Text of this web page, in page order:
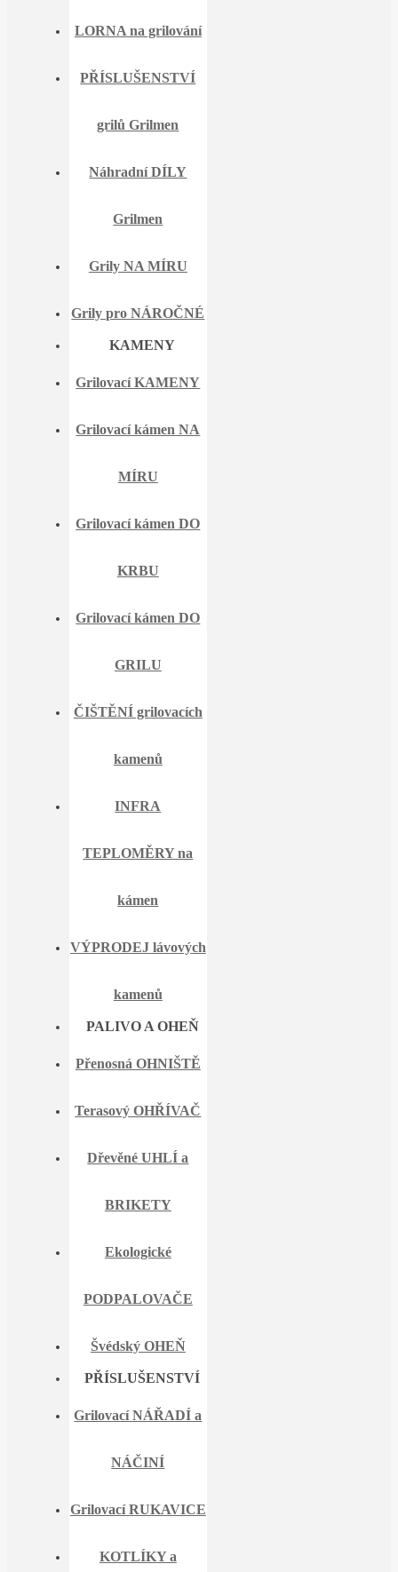
LORNA na grilování
PŘÍSLUŠENSTVÍ
grilů Grilmen
Náhradní DÍLY
Grilmen
Grily NA MÍRU
Grily pro NÁROČNÉ
KAMENY
Grilovací KAMENY
Grilovací kámen NA
MÍRU
Grilovací kámen DO
KRBU
Grilovací kámen DO
GRILU
ČIŠTĚNÍ grilovacích
kamenů
INFRA
TEPLOMĚRY na
kámen
VÝPRODEJ lávových
kamenů
PALIVO A OHEŇ
Přenosná OHNIŠTĚ
Terasový OHŘÍVAČ
Dřevěné UHLÍ a
BRIKETY
Ekologické
PODPALOVAČE
Švédský OHEŇ
PŘÍSLUŠENSTVÍ
Grilovací NÁŘADÍ a
NÁČINÍ
Grilovací RUKAVICE
KOTLÍKY a